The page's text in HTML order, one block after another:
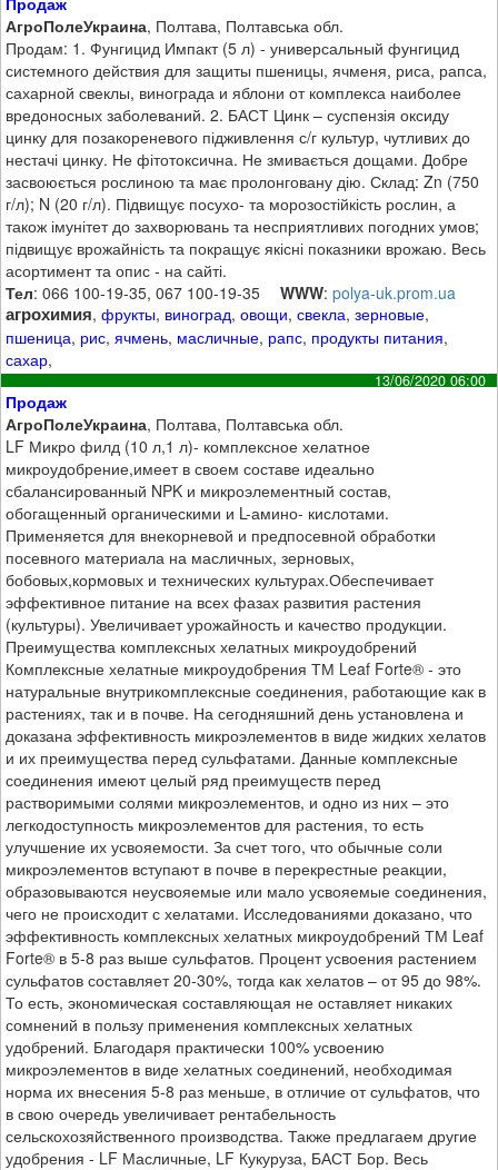
АгроПолеУкраина, Полтава, Полтавська обл.
Продам: 1. Фунгицид Импакт (5 л) - универсальный фунгицид
системного действия для защиты пшеницы, ячменя, риса, рапса,
сахарной свеклы, винограда и яблони от комплекса наиболее
вредоносных заболеваний. 2. БАСТ Цинк – суспензія оксиду
цинку для позакореневого підживлення с/г культур, чутливих до
нестачі цинку. Не фітотоксична. Не змивається дощами. Добре
засвоюється рослиною та має пролонговану дію. Склад: Zn (750
г/л); N (20 г/л). Підвищує посухо- та морозостійкість рослин, а
також імунітет до захворювань та несприятливих погодних умов;
підвищує врожайність та покращує якісні показники врожаю. Весь
асортимент та опис - на сайті.
Тел: 066 100-19-35, 067 100-19-35 WWW:polya-uk.prom.ua
агрохимия,фрукты, виноград,овощи,свекла,зерновые,
пшеница, рис,ячмень, масличные, рапс, продукты питания,
сахар,
13/06/2020 06:00
Продаж
АгроПолеУкраина, Полтава, Полтавська обл.
LF Микро филд (10 л,1 л)- комплексное хелатное
микроудобрение,имеет в своем составе идеально
сбалансированный NPK и микроэлементный состав,
обогащенный органическими и L-амино- кислотами.
Применяется для внекорневой и предпосевной обработки
посевного материала на масличных, зерновых,
бобовых,кормовых и технических культурах.Обеспечивает
эффективное питание на всех фазах развития растения
(культуры). Увеличивает урожайность и качество продукции.
Преимущества комплексных хелатных микроудобрений
Комплексные хелатные микроудобрения ТМ Leaf Forte® - это
натуральные внутрикомплексные соединения, работающие как в
растениях, так и в почве. На сегодняшний день установлена и
доказана эффективность микроэлементов в виде жидких хелатов
и их преимущества перед сульфатами. Данные комплексные
соединения имеют целый ряд преимуществ перед
растворимыми солями микроэлементов, и одно из них – это
легкодоступность микроэлементов для растения, то есть
улучшение их усвояемости. За счет того, что обычные соли
микроэлементов вступают в почве в перекрестные реакции,
образовываются неусвояемые или мало усвояемые соединения,
чего не происходит с хелатами. Исследованиями доказано, что
эффективность комплексных хелатных микроудобрений ТМ Leaf
Forte® в 5-8 раз выше сульфатов. Процент усвоения растением
сульфатов составляет 20-30%, тогда как хелатов – от 95 до 98%.
То есть, экономическая составляющая не оставляет никаких
сомнений в пользу применения комплексных хелатных
удобрений. Благодаря практически 100% усвоению
микроэлементов в виде хелатных соединений, необходимая
норма их внесения 5-8 раз меньше, в отличие от сульфатов, что
в свою очередь увеличивает рентабельность
сельскохозяйственного производства. Также предлагаем другие
удобрения - LF Масличные, LF Кукуруза, БАСТ Бор. Весь